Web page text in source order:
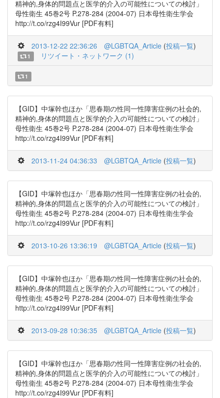
精神的,身体的問題点と医学的介入の可能性についての検討」
母性衛生 45巻2号 P.278-284 (2004-07) 日本母性衛生学会
http://t.co/rzg4I99Vur [PDF有料]
2013-12-22 22:36:26 @LGBTQA_Article (投稿一覧)
1 リツイート・ネットワーク (1)
1
【GID】中塚幹也ほか「思春期の性同一性障害症例の社会的,
精神的,身体的問題点と医学的介入の可能性についての検討」
母性衛生 45巻2号 P.278-284 (2004-07) 日本母性衛生学会
http://t.co/rzg4I99Vur [PDF有料]
2013-11-24 04:36:33 @LGBTQA_Article (投稿一覧)
【GID】中塚幹也ほか「思春期の性同一性障害症例の社会的,
精神的,身体的問題点と医学的介入の可能性についての検討」
母性衛生 45巻2号 P.278-284 (2004-07) 日本母性衛生学会
http://t.co/rzg4I99Vur [PDF有料]
2013-10-26 13:36:19 @LGBTQA_Article (投稿一覧)
【GID】中塚幹也ほか「思春期の性同一性障害症例の社会的,
精神的,身体的問題点と医学的介入の可能性についての検討」
母性衛生 45巻2号 P.278-284 (2004-07) 日本母性衛生学会
http://t.co/rzg4I99Vur [PDF有料]
2013-09-28 10:36:35 @LGBTQA_Article (投稿一覧)
【GID】中塚幹也ほか「思春期の性同一性障害症例の社会的,
精神的,身体的問題点と医学的介入の可能性についての検討」
母性衛生 45巻2号 P.278-284 (2004-07) 日本母性衛生学会
http://t.co/rzg4I99Vur [PDF有料]